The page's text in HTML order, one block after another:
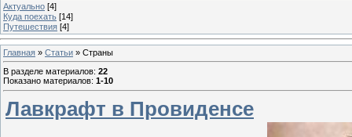
Актуально [4]
Куда поехать [14]
Путешествия [4]
Главная » Статьи » Страны
В разделе материалов: 22
Показано материалов: 1-10
Лавкрафт в Провиденсе